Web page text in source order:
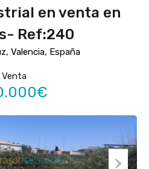
en venta en
Ref:240
Valencia, España
Venta